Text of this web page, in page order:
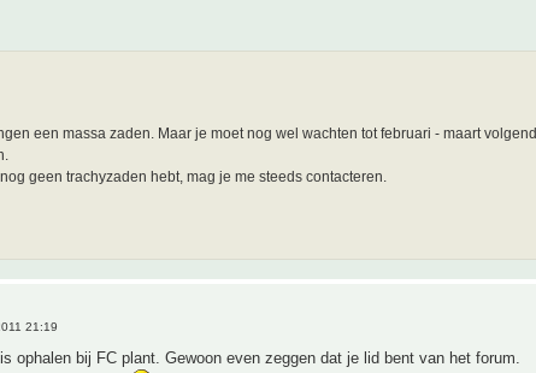
een massa zaden. Maar je moet nog wel wachten tot februari - maart volgend
geen trachyzaden hebt, mag je me steeds contacteren.
21:19
ophalen bij FC plant. Gewoon even zeggen dat je lid bent van het forum.